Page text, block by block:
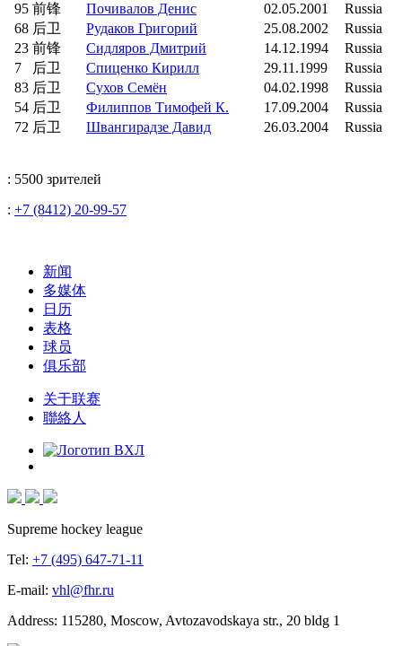
95 前锋 Почивалов Денис 02.05.2001
Russia
68 后卫 Рудаков Григорий 25.08.2002
Russia
23 前锋 Сидляров Дмитрий 14.12.1994
Russia
7
后卫 Спиценко Кирилл 29.11.1999
Russia
83 后卫 Сухов Семён 04.02.1998
Russia
54 后卫 Филиппов Тимофей К. 17.09.2004
Russia
72 后卫 Швангирадзе Давид 26.03.2004 Russia
: 5500 зрителей
: +7 (8412) 20-99-57
新闻
多媒体
日历
表格
球员
俱乐部
关于联赛
聯絡人
Supreme hockey league
Tel: +7 (495) 647-71-11
E-mail: vhl@fhr.ru
Address: 115280, Moscow, Avtozavodskaya str., 20 bldg 1